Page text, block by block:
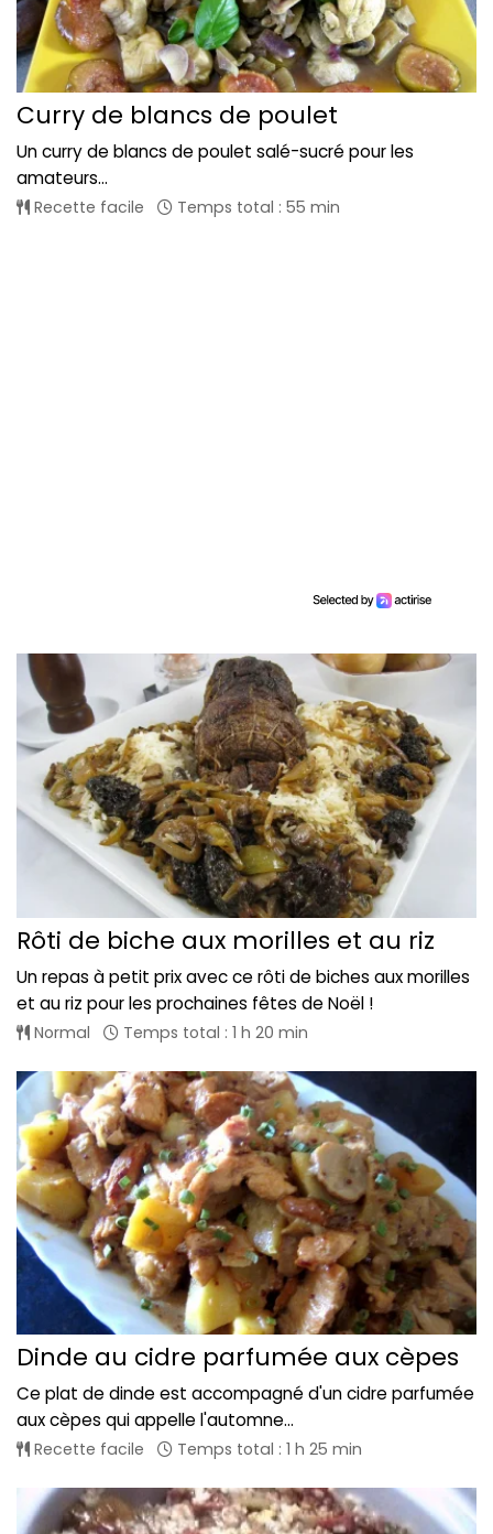
Curry de blancs de poulet
Un curry de blancs de poulet salé-sucré pour les
amateurs...
Recette facile Temps total : 55 min
Rôti de biche aux morilles et au riz
Un repas à petit prix avec ce rôti de biches aux morilles
et au riz pour les prochaines fêtes de Noël !
Normal Temps total : 1 h 20 min
Dinde au cidre parfumée aux cèpes
Ce plat de dinde est accompagné d'un cidre parfumée
aux cèpes qui appelle l'automne...
Recette facile Temps total : 1 h 25 min